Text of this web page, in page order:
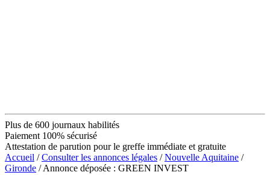
Plus de 600 journaux habilités
Paiement 100% sécurisé
Attestation de parution pour le greffe immédiate et gratuite
Accueil /Consulter les annonces légales /Nouvelle Aquitaine /
Gironde / Annonce déposée : GREEN INVEST